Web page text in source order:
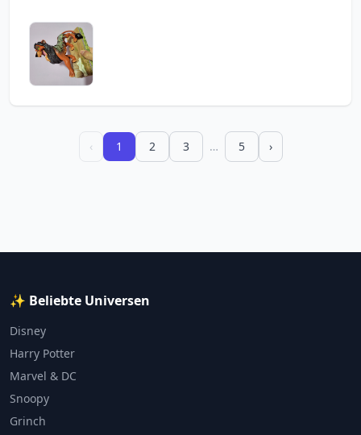
‹ 1 2 3 … 5 ›
✨ Beliebte Universen
Disney
Harry Potter
Marvel & DC
Snoopy
Grinch